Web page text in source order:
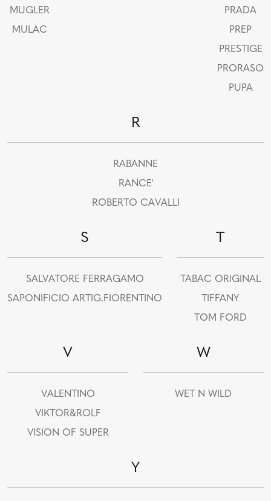
MUGLER
MULAC
PRADA
PREP
PRESTIGE
PRORASO
PUPA
R
RABANNE
RANCE'
ROBERTO CAVALLI
S
SALVATORE FERRAGAMO
SAPONIFICIO ARTIG.FIORENTINO
T
TABAC ORIGINAL
TIFFANY
TOM FORD
V
VALENTINO
VIKTOR&ROLF
VISION OF SUPER
W
WET N WILD
Y